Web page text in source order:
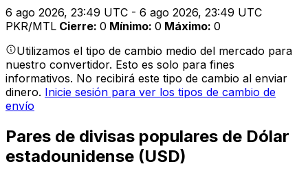
6 ago 2026, 23:49 UTC - 6 ago 2026, 23:49 UTC
PKR/MTL Cierre: 0 Mínimo: 0 Máximo: 0
Utilizamos el tipo de cambio medio del mercado para
nuestro convertidor. Esto es solo para fines
informativos. No recibirá este tipo de cambio al enviar
dinero. Inicie sesión para ver los tipos de cambio de
envío
Pares de divisas populares de Dólar
estadounidense (USD)